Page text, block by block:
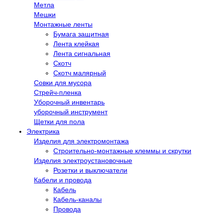
Метла
Мешки
Монтажные ленты
Бумага защитная
Лента клейкая
Лента сигнальная
Скотч
Скотч малярный
Совки для мусора
Стрейч-пленка
Уборочный инвентарь
уборочный инструмент
Щетки для пола
Электрика
Изделия для электромонтажа
Строительно-монтажные клеммы и скрутки
Изделия электроустановочные
Розетки и выключатели
Кабели и провода
Кабель
Кабель-каналы
Провода